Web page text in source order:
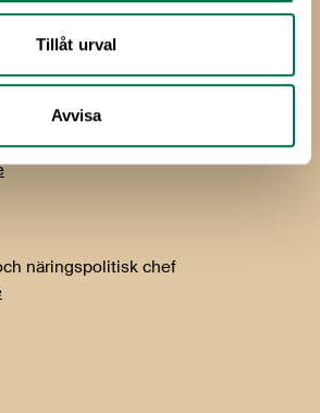
Tillåt urval
Avvisa
00
näringspolitisk chef